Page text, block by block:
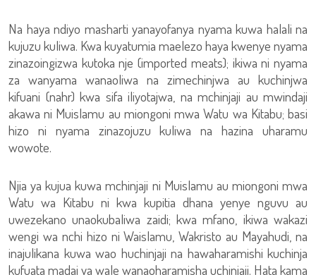
Na haya ndiyo masharti yanayofanya nyama kuwa halali na
kujuzu kuliwa. Kwa kuyatumia maelezo haya kwenye nyama
zinazoingizwa kutoka nje (imported meats); ikiwa ni nyama
za wanyama wanaoliwa na zimechinjwa au kuchinjwa
kifuani (nahr) kwa sifa iliyotajwa, na mchinjaji au mwindaji
akawa ni Muislamu au miongoni mwa Watu wa Kitabu; basi
hizo ni nyama zinazojuzu kuliwa na hazina uharamu
wowote.
Njia ya kujua kuwa mchinjaji ni Muislamu au miongoni mwa
Watu wa Kitabu ni kwa kupitia dhana yenye nguvu au
uwezekano unaokubaliwa zaidi; kwa mfano, ikiwa wakazi
wengi wa nchi hizo ni Waislamu, Wakristo au Mayahudi, na
inajulikana kuwa wao huchinjaji na hawaharamishi kuchinja
kufuata madai ya wale wanaoharamisha uchinjaji. Hata kama